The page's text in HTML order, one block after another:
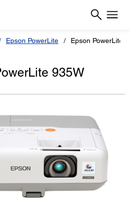
Epson PowerLite Epson PowerLite
935W